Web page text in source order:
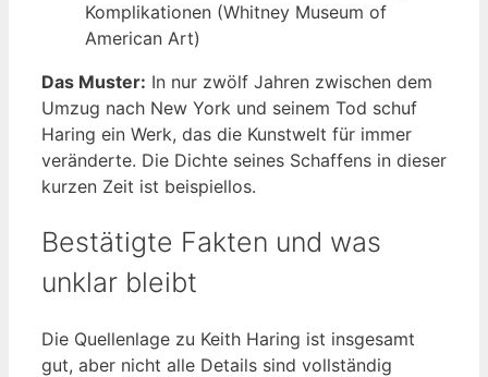
Komplikationen (Whitney Museum of
American Art)
Das Muster: In nur zwölf Jahren zwischen dem
Umzug nach New York und seinem Tod schuf
Haring ein Werk, das die Kunstwelt für immer
veränderte. Die Dichte seines Schaffens in dieser
kurzen Zeit ist beispiellos.
Bestätigte Fakten und was
unklar bleibt
Die Quellenlage zu Keith Haring ist insgesamt
gut, aber nicht alle Details sind vollständig